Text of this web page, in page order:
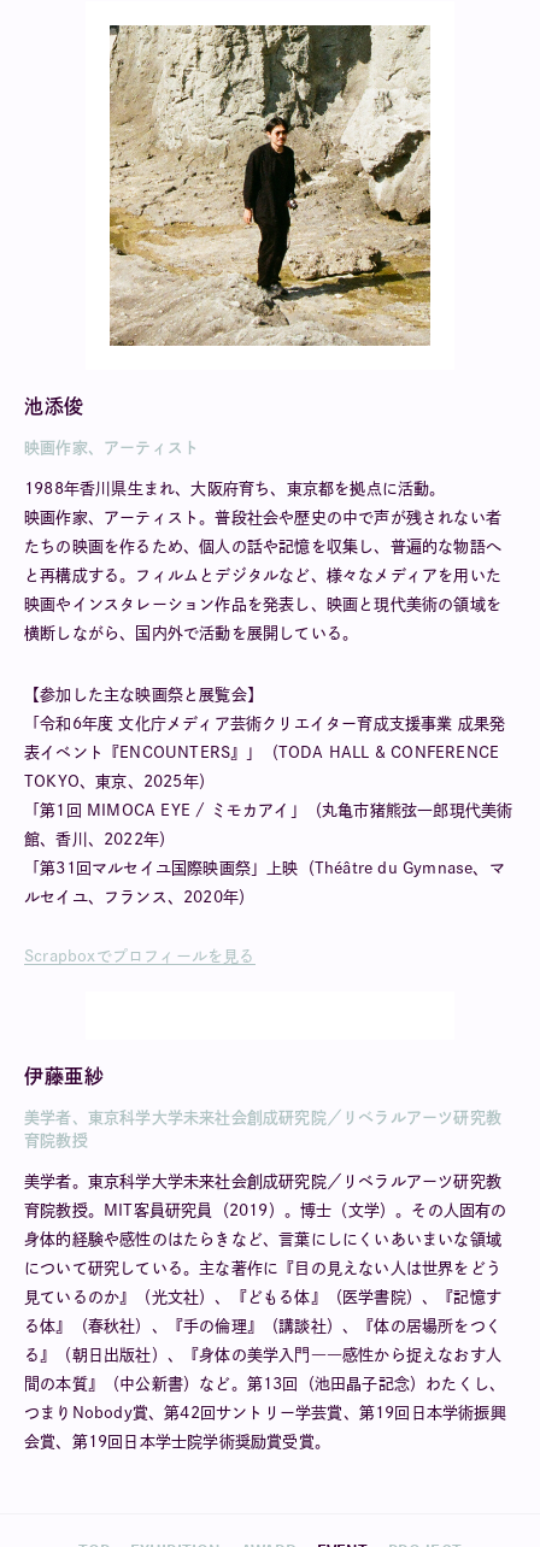
池添俊
映画作家、アーティスト
1988年香川県生まれ、大阪府育ち、東京都を拠点に活動。
映画作家、アーティスト。普段社会や歴史の中で声が残されない者
たちの映画を作るため、個人の話や記憶を収集し、普遍的な物語へ
と再構成する。フィルムとデジタルなど、様々なメディアを用いた
映画やインスタレーション作品を発表し、映画と現代美術の領域を
横断しながら、国内外で活動を展開している。
【参加した主な映画祭と展覧会】
「令和6年度 文化庁メディア芸術クリエイター育成支援事業 成果発
表イベント『ENCOUNTERS』」（TODA HALL & CONFERENCE
TOKYO、東京、2025年）
「第1回 MIMOCA EYE / ミモカアイ」（丸亀市猪熊弦一郎現代美術
館、香川、2022年）
「第31回マルセイユ国際映画祭」上映（Théâtre du Gymnase、マ
ルセイユ、フランス、2020年）
Scrapboxでプロフィールを見る
伊藤亜紗
美学者、東京科学大学未来社会創成研究院／リベラルアーツ研究教
育院教授
美学者。東京科学大学未来社会創成研究院／リベラルアーツ研究教
育院教授。MIT客員研究員（2019）。博士（文学）。その人固有の
身体的経験や感性のはたらきなど、言葉にしにくいあいまいな領域
について研究している。主な著作に『目の見えない人は世界をどう
見ているのか』（光文社）、『どもる体』（医学書院）、『記憶す
る体』（春秋社）、『手の倫理』（講談社）、『体の居場所をつく
る』（朝日出版社）、『身体の美学入門――感性から捉えなおす人
間の本質』（中公新書）など。第13回（池田晶子記念）わたくし、
つまりNobody賞、第42回サントリー学芸賞、第19回日本学術振興
会賞、第19回日本学士院学術奨励賞受賞。